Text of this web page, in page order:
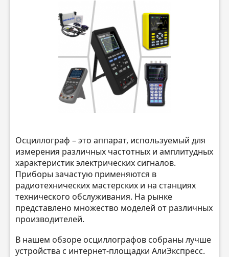
Осциллограф – это аппарат, используемый для
измерения различных частотных и амплитудных
характеристик электрических сигналов.
Приборы зачастую применяются в
радиотехнических мастерских и на станциях
технического обслуживания. На рынке
представлено множество моделей от различных
производителей.
В нашем обзоре осциллографов собраны лучше
устройства с интернет-площадки АлиЭкспресс.